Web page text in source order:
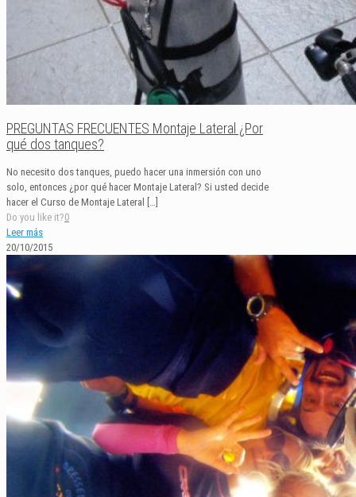
PREGUNTAS FRECUENTES Montaje Lateral ¿Por
qué dos tanques?
No necesito dos tanques, puedo hacer una inmersión con uno
solo, entonces ¿por qué hacer Montaje Lateral? Si usted decide
hacer el Curso de Montaje Lateral […]
Do you like it?0
Leer más
20/10/2015